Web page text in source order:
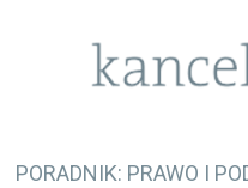
PORADNIK: PRAWO I